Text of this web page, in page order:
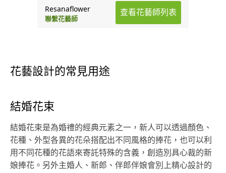
Resanaflower
聯繫花藝師
查看花藝師列表
花藝設計的常見用途
結婚花束
結婚花束是為婚禮的經典元素之一，新人可以透過顏色、
花種、外型各異的花朵搭配出不同風格的捧花，也可以利
用不同花種的花語來寄託特殊的含義，創造別具心裁的新
娘捧花。另外主婚人、新郎、伴郎伴娘會別上精心設計的